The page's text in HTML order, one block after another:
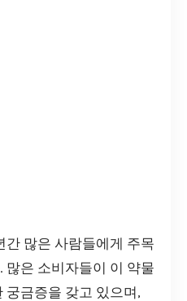
간 많은 사람들에게 주목
많은 소비자들이 이 약물
궁금증을 갖고 있으며,